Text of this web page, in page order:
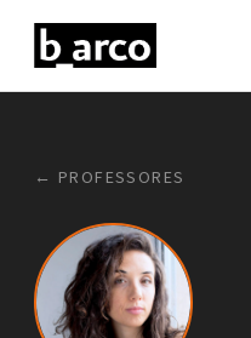
← PROFESSORES